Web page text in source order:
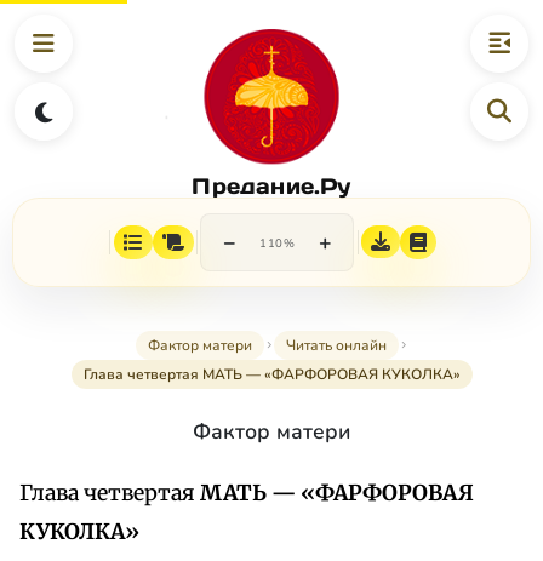
Предание.Ру
− 110% +
Фактор матери
Читать онлайн
Глава четвертая МАТЬ — «ФАРФОРОВАЯ КУКОЛКА»
Фактор матери
Глава четвертая МАТЬ — «ФАРФОРОВАЯ
КУКОЛКА»